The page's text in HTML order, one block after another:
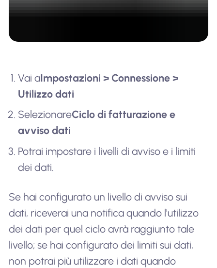
Vai aImpostazioni > Connessione >
Utilizzo dati
SelezionareCiclo di fatturazione e
avviso dati
Potrai impostare i livelli di avviso e i limiti
dei dati.
Se hai configurato un livello di avviso sui
dati, riceverai una notifica quando l'utilizzo
dei dati per quel ciclo avrà raggiunto tale
livello; se hai configurato dei limiti sui dati,
non potrai più utilizzare i dati quando